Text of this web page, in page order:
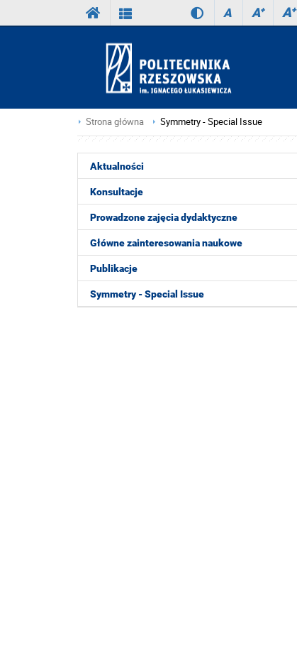
A A+ A
Strona główna Symmetry - Special Issue
Aktualności
Konsultacje
Prowadzone zajęcia dydaktyczne
Główne zainteresowania naukowe
Publikacje
Symmetry - Special Issue